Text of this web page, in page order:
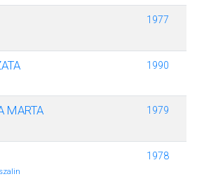
1977
1990
MARTA 1979
1978